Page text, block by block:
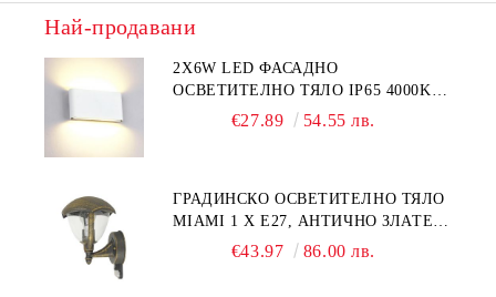
Най-продавани
2Х6W LED ФАСАДНО
ОСВЕТИТЕЛНО ТЯЛО IP65 4000K
АЛУМИНИЙ / БЯЛ ПРАВОЪГЪЛЕН
€27.89 54.55 лв.
ГРАДИНСКО ОСВЕТИТЕЛНО ТЯЛО
MIAMI 1 Х Е27, АНТИЧНО ЗЛАТЕН
МЕТАЛ / ПРОЗРАЧНА ПЛАСТМАСА
€43.97 86.00 лв.